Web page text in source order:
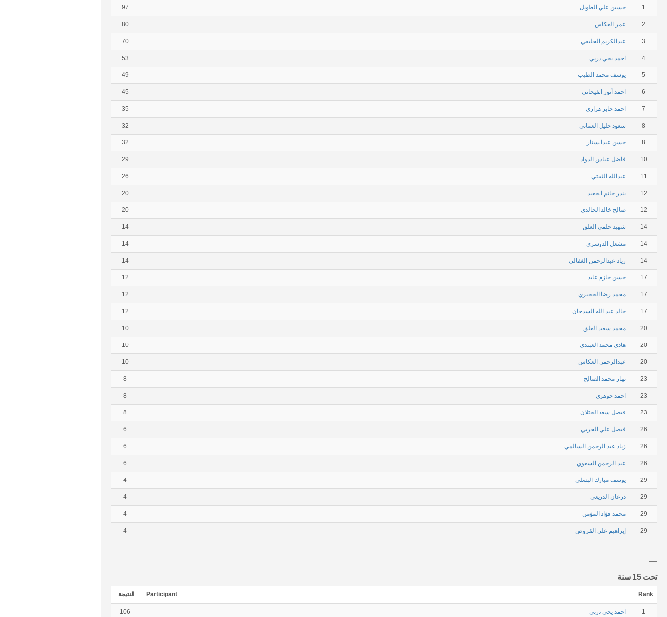
1 حسين علي الطويل 97
2 عمر العكاس 80
3 عبدالكريم الحليفي 70
4 احمد يحي دربي 53
5 يوسف محمد الطيب 49
6 احمد أنور الفيحاني 45
7 احمد جابر هزازي 35
8 سعود خليل العماني 32
8 حسن عبدالستار 32
10 فاضل عباس الدواد 29
11 عبدالله الثبيتي 26
12 بندر حاتم الجعيد 20
12 صالح خالد الخالدي 20
14 شهيد حلمي العلق 14
14 مشعل الدوسري 14
14 زياد عبدالرحمن الغفالي 14
17 حسن حازم عابد 12
17 محمد رضا الحجيري 12
17 خالد عبد الله السدحان 12
20 محمد سعيد العلق 10
20 هادي محمد العبندي 10
20 عبدالرحمن العكاس 10
23 نهار محمد الصالح 8
23 احمد جوهري 8
23 فيصل سعد الجثلان 8
26 فيصل علي الحربي 6
26 زياد عبد الرحمن السالمي 6
26 عبد الرحمن السعوي 6
29 يوسف مبارك البنعلي 4
29 درعان الدريعي 4
29 محمد فؤاد المؤمن 4
29 إبراهيم علي القروص 4
تحت 15 سنة
Rank
Participant النتيجة
1 احمد يحي دربي 106